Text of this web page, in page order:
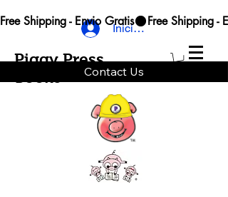
Piggy Press
Contact Us
Iniciar sesión
Free Shipping - Envio Gratis